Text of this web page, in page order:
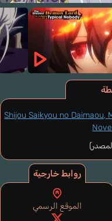
Shijou Saikyou no Daimaou,
روابط خارجية
الموقع الرسمي